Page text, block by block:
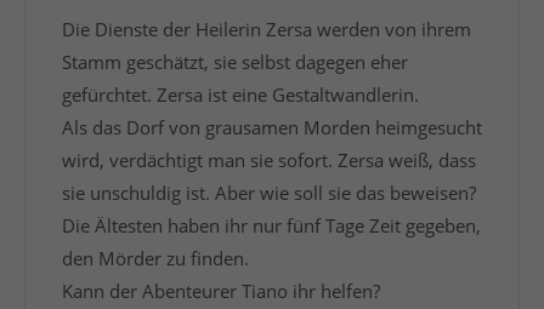
Die Dienste der Heilerin Zersa werden von ihrem
Stamm geschätzt, sie selbst dagegen eher
gefürchtet. Zersa ist eine Gestaltwandlerin.
Als das Dorf von grausamen Morden heimgesucht
wird, verdächtigt man sie sofort. Zersa weiß, dass
sie unschuldig ist. Aber wie soll sie das beweisen?
Die Ältesten haben ihr nur fünf Tage Zeit gegeben,
den Mörder zu finden.
Kann der Abenteurer Tiano ihr helfen?